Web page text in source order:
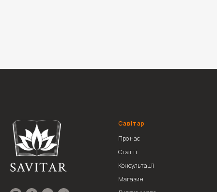
Савітар
Про нас
Статті
Консультації
Магазин